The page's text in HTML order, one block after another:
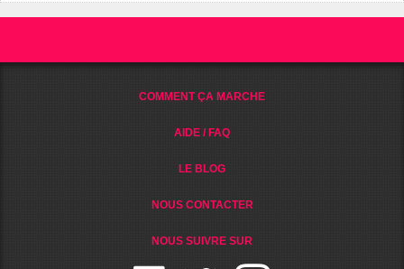
COMMENT ÇA MARCHE
AIDE / FAQ
LE BLOG
NOUS CONTACTER
NOUS SUIVRE SUR